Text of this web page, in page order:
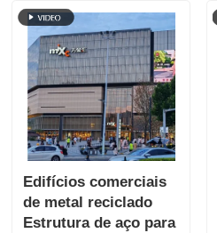
Edifícios comerciais
de metal reciclado
Estrutura de aço para